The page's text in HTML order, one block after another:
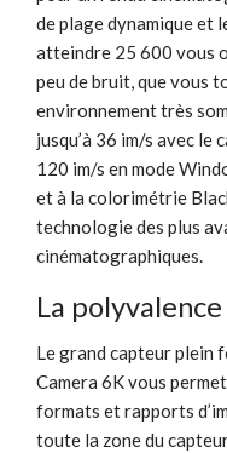
de plage dynamique et
atteindre 25 600 vous
peu de bruit, que vous
environnement très
jusqu’à 36 im/s avec le
120 im/s en mode
et à la colorimétrie
technologie des plus
cinématographiques.
La
Le grand capteur plein
Camera 6K vous
formats et rapports
toute la zone du